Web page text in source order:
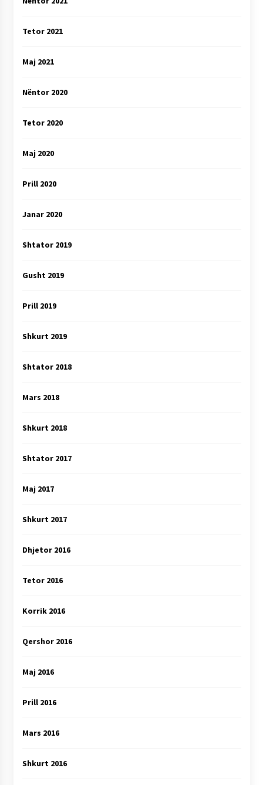
Tetor 2021
Maj 2021
Nëntor 2020
Tetor 2020
Maj 2020
Prill 2020
Janar 2020
Shtator 2019
Gusht 2019
Prill 2019
Shkurt 2019
Shtator 2018
Mars 2018
Shkurt 2018
Shtator 2017
Maj 2017
Shkurt 2017
Dhjetor 2016
Tetor 2016
Korrik 2016
Qershor 2016
Maj 2016
Prill 2016
Mars 2016
Shkurt 2016